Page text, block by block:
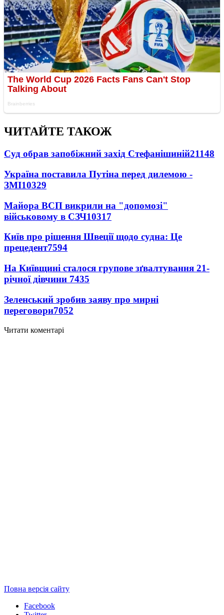
ЧИТАЙТЕ ТАКОЖ
Суд обрав запобіжний захід Стефанішиній21148
Україна поставила Путіна перед дилемою -
ЗМІ10329
Майора ВСП викрили на "допомозі"
військовому в СЗЧ10317
Київ про рішення Швеції щодо судна: Це
прецедент7594
На Київщині сталося групове зґвалтування 21-
річної дівчини 7435
Зеленський зробив заяву про мирні
переговори7052
Читати коментарі
Повна версія сайту
Facebook